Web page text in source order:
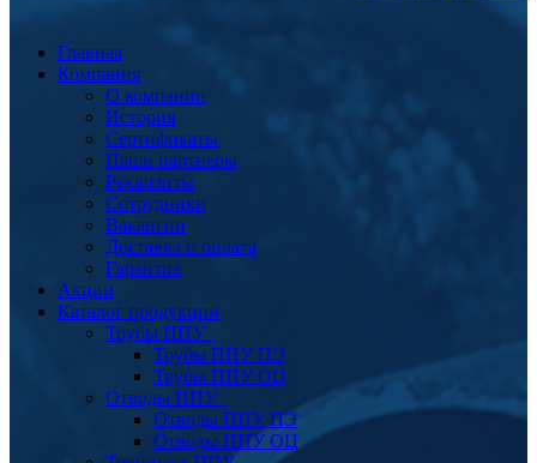
Главная
Компания
О компании
История
Сертификаты
Наши партнеры
Реквизиты
Сотрудники
Вакансии
Доставка и оплата
Гарантия
Акции
Каталог продукции
Трубы ППУ
Трубы ППУ ПЭ
Трубы ППУ ОЦ
Отводы ППУ
Отводы ППУ ПЭ
Отводы ППУ ОЦ